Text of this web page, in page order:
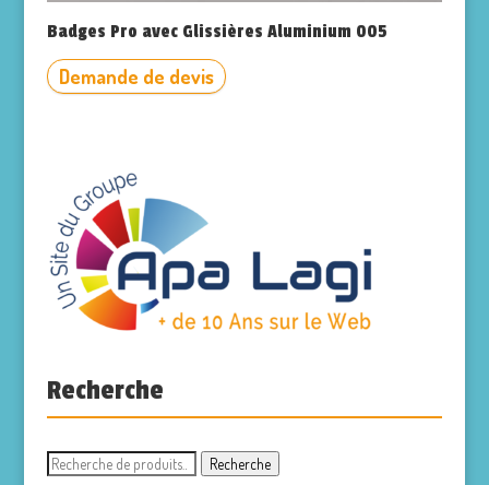
Badges Pro avec Glissières Aluminium 005
Demande de devis
Recherche
Recherche
Recherche